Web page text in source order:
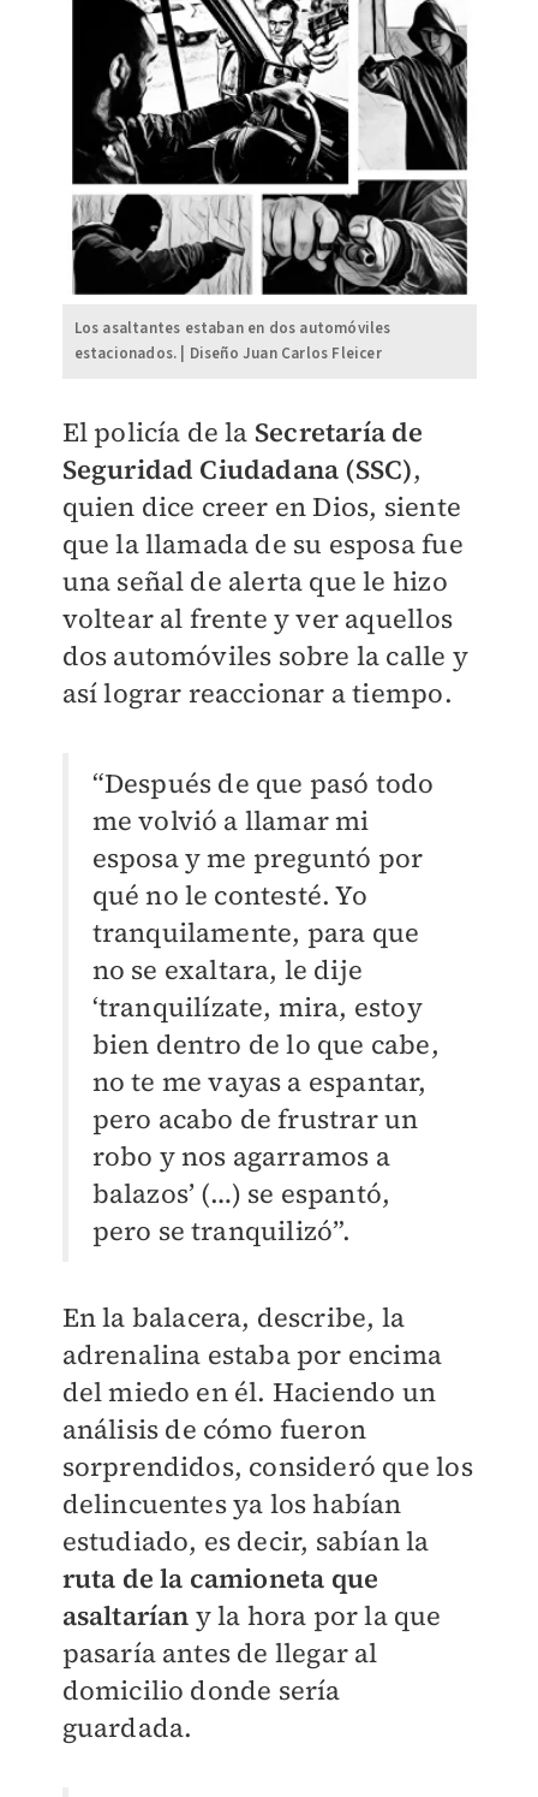
Los asaltantes estaban en dos automóviles
estacionados. | Diseño Juan Carlos Fleicer
El policía de la Secretaría de
Seguridad Ciudadana (SSC),
quien dice creer en Dios, siente
que la llamada de su esposa fue
una señal de alerta que le hizo
voltear al frente y ver aquellos
dos automóviles sobre la calle y
así lograr reaccionar a tiempo.
“Después de que pasó todo
me volvió a llamar mi
esposa y me preguntó por
qué no le contesté. Yo
tranquilamente, para que
no se exaltara, le dije
‘tranquilízate, mira, estoy
bien dentro de lo que cabe,
no te me vayas a espantar,
pero acabo de frustrar un
robo y nos agarramos a
balazos’ (…) se espantó,
pero se tranquilizó”.
En la balacera, describe, la
adrenalina estaba por encima
del miedo en él. Haciendo un
análisis de cómo fueron
sorprendidos, consideró que los
delincuentes ya los habían
estudiado, es decir, sabían la
ruta de la camioneta que
asaltarían y la hora por la que
pasaría antes de llegar al
domicilio donde sería
guardada.